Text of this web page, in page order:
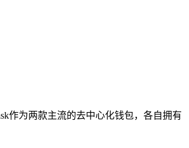
作为两款主流的去中心化钱包，各自拥有